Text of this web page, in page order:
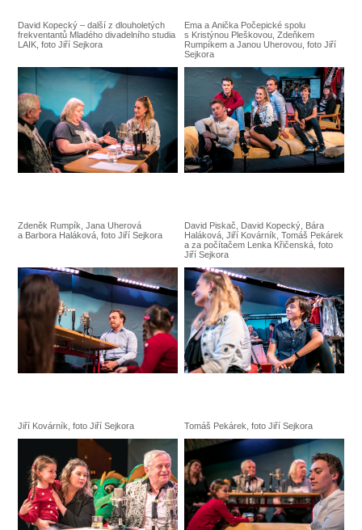
David Kopecký – další z dlouholetých
frekventantů Mladého divadelního studia
LAIK, foto Jiří Sejkora
Ema a Anička Počepické spolu
s Kristýnou Pleškovou, Zdeňkem
Rumpíkem a Janou Uherovou, foto Jiří
Sejkora
Zdeněk Rumpík, Jana Uherová
a Barbora Haláková, foto Jiří Sejkora
David Piskač, David Kopecký, Bára
Haláková, Jiří Kovárník, Tomáš Pekárek
a za počítačem Lenka Křičenská, foto
Jiří Sejkora
Jiří Kovárník, foto Jiří Sejkora Tomáš Pekárek, foto Jiří Sejkora